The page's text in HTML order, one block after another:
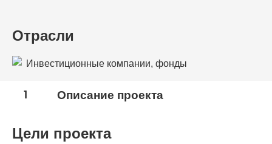
Отрасли
Инвестиционные компании, фонды
1 Описание проекта
Цели проекта